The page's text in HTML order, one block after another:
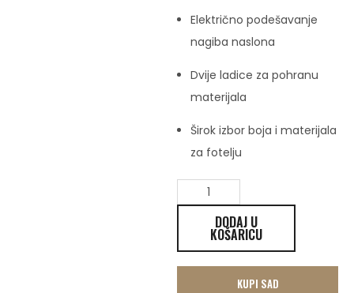
Električno podešavanje
nagiba naslona
Dvije ladice za pohranu
materijala
Širok izbor boja i materijala
za fotelju
DODAJ U
KOŠARICU
KUPI SAD